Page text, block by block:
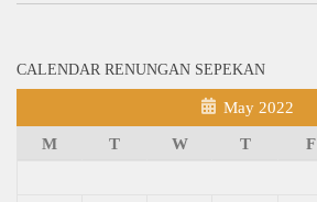
CALENDAR RENUNGAN SEPEKAN
May 2022
M T W T F